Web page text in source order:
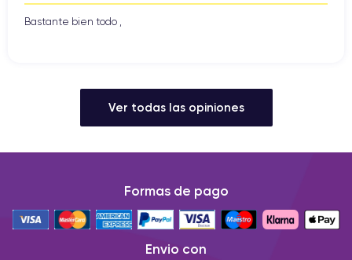
Bastante bien todo ,
Ver todas las opiniones
Formas de pago
Envio con